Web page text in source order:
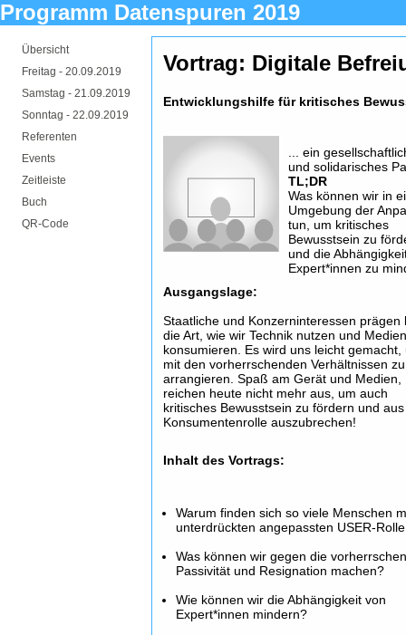
Programm Datenspuren 2019
Übersicht
Freitag - 20.09.2019
Samstag - 21.09.2019
Sonntag - 22.09.2019
Referenten
Events
Zeitleiste
Buch
QR-Code
Vortrag: Digitale
Entwicklungshilfe für kritisches
... ein
und solidarisches
TL;DR
Was können wir in
Umgebung der
tun, um kritisches
Bewusstsein zu
und die
Expert*innen zu
Ausgangslage:
Staatliche und Konzerninteressen prägen
die Art, wie wir Technik nutzen und
konsumieren. Es wird uns leicht gemacht,
mit den vorherrschenden Verhältnissen zu
arrangieren. Spaß am Gerät und Medien,
reichen heute nicht mehr aus, um auch
kritisches Bewusstsein zu fördern und
Konsumentenrolle auszubrechen!
Inhalt des Vortrags:
Warum finden sich so viele Menschen
unterdrückten angepassten USER-
Was können wir gegen die
Passivität und Resignation machen?
Wie können wir die Abhängigkeit von
Expert*innen mindern?